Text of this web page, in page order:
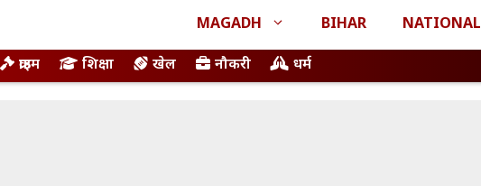
MAGADH BIHAR NATIONAL
क्राइम शिक्षा खेल नौकरी धर्म